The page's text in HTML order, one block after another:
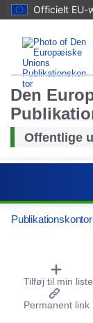
Officielt EU-
Den
Offentlige
Tilføj til min liste
Permanent link